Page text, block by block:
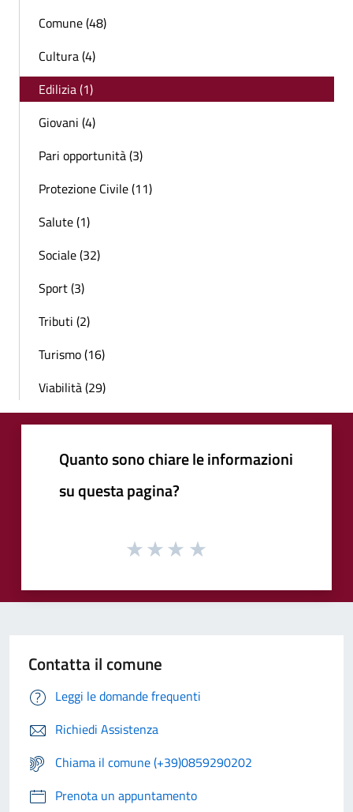
Comune (48)
Cultura (4)
Edilizia (1)
Giovani (4)
Pari opportunità (3)
Protezione Civile (11)
Salute (1)
Sociale (32)
Sport (3)
Tributi (2)
Turismo (16)
Viabilità (29)
Quanto sono chiare le informazioni
su questa pagina?
Contatta il comune
Leggi le domande frequenti
Richiedi Assistenza
Chiama il comune (+39)0859290202
Prenota un appuntamento